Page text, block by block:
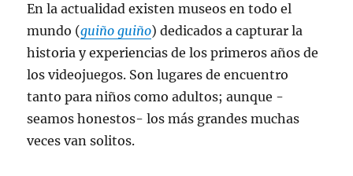
En la actualidad existen museos en todo el
mundo (guiño guiño) dedicados a capturar la
historia y experiencias de los primeros años de
los videojuegos. Son lugares de encuentro
tanto para niños como adultos; aunque -
seamos honestos- los más grandes muchas
veces van solitos.